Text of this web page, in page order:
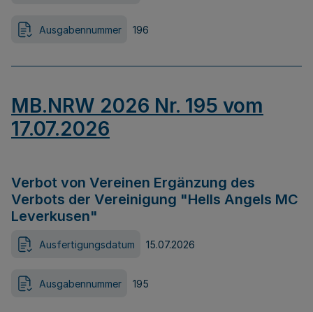
Ausgabennummer 196
MB.NRW 2026 Nr. 195 vom
17.07.2026
Verbot von Vereinen Ergänzung des
Verbots der Vereinigung "Hells Angels MC
Leverkusen"
Ausfertigungsdatum 15.07.2026
Ausgabennummer 195